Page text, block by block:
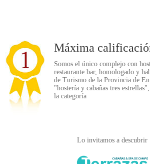
Máxima
Somos el único complejo con
restaurante bar, homologado y
de Turismo de la Provincia de
"hostería y cabañas tres
la categoría
Lo invitamos a descubrir